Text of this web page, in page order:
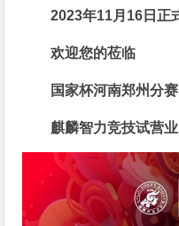
2023年11月16日 正
欢迎您的莅临
国家杯河南郑州分
麒麟智力竞技试营业